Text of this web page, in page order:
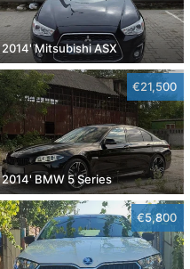
2014' Mitsubishi ASX
€21,500
2014' BMW 5 Series
€5,800